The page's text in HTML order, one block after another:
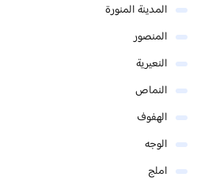
المدينة المنورة
المنصور
النعيرية
النماص
الهفوف
الوجه
املج